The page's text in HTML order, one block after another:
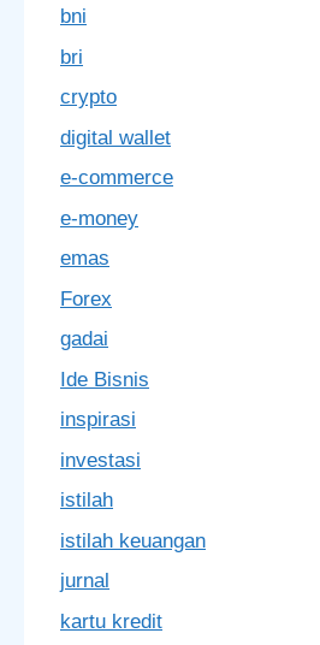
bni
bri
crypto
digital wallet
e-commerce
e-money
emas
Forex
gadai
Ide Bisnis
inspirasi
investasi
istilah
istilah keuangan
jurnal
kartu kredit